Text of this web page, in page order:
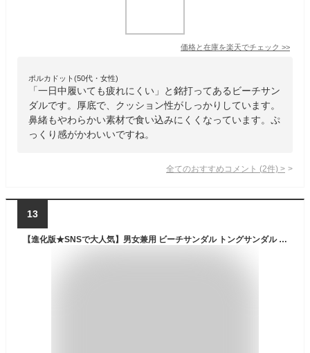
価格と在庫を楽天でチェック >>
ポルカドット(50代・女性)
「一日中履いても疲れにくい」と銘打ってあるビーチサン
ダルです。厚底で、クッション性がしっかりしています。
鼻緒もやわらかい素材で食い込みにくくなっています。ぷ
っくり感がかわいいですね。
全てのおすすめコメント (2件) >
13
【進化版★SNSで大人気】男女兼用 ビーチサンダル トングサンダル メンズ レディース シンプル 軽量 EVA素材 厚底 歩きやすい 楽チン 痛くない 疲れない 履きやすい 滑り止め カジュアルシューズ アウトドア 夏用 かっこいい おしゃれ 可愛い 女の子ブランド